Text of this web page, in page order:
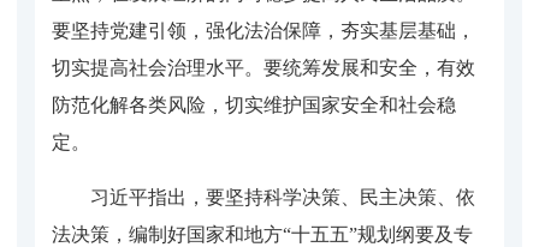
要坚持党建引领，强化法治保障，夯实基层基础，
切实提高社会治理水平。要统筹发展和安全，有效
防范化解各类风险，切实维护国家安全和社会稳
定。
习近平指出，要坚持科学决策、民主决策、依
法决策，编制好国家和地方“十五五”规划纲要及专